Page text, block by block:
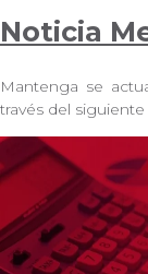
Noticia
Mantenga se
través del